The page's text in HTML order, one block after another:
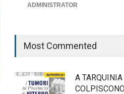
ambiente
ADMINISTRATOR
Most Commented
A